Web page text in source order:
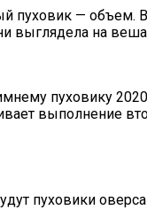
пуховик —
на
пуховику
выполнение
пуховики